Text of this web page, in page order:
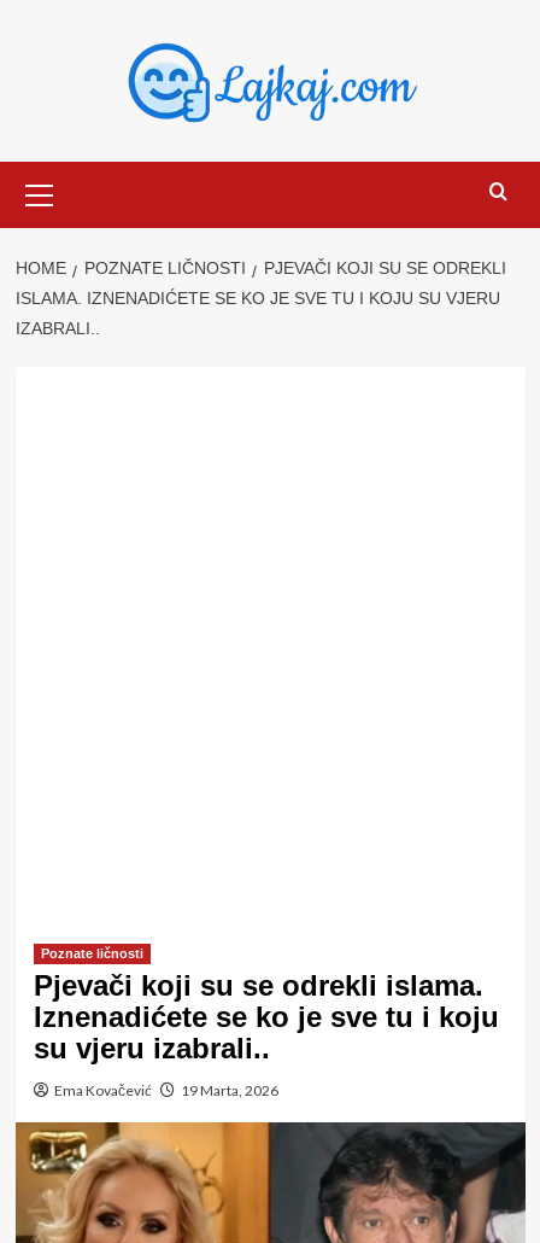
Menu
HOME POZNATE LIČNOSTI
PJEVAČI KOJI SU SE ODREKLI
ISLAMA. IZNENADIĆETE SE KO JE SVE TU I KOJU SU VJERU
IZABRALI..
Poznate ličnosti
Pjevači koji su se odrekli islama.
Iznenadićete se ko je sve tu i koju
su vjeru izabrali..
Ema Kovačević 19 Marta, 2026